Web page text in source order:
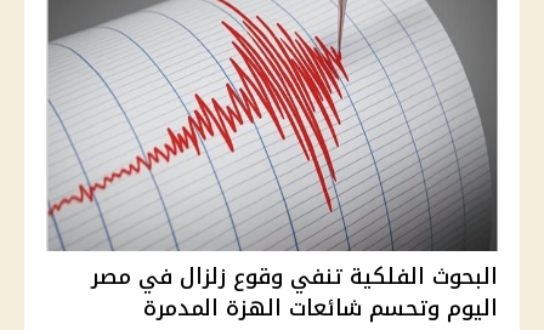
البحوث الفلكية تنفي وقوع زلزال في مصر
اليوم وتحسم شائعات الهزة المدمرة